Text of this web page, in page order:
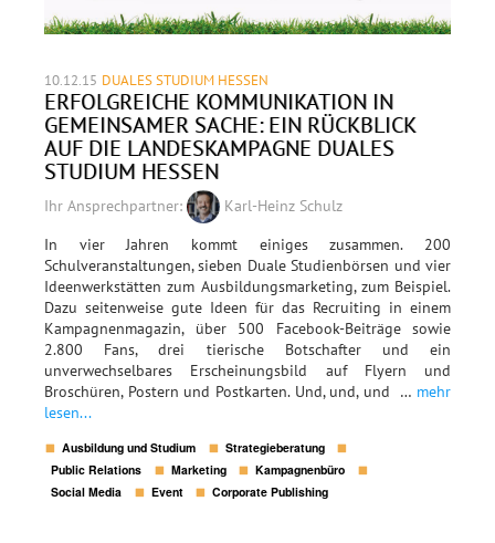
10.12.15 DUALES STUDIUM HESSEN
ERFOLGREICHE KOMMUNIKATION IN
GEMEINSAMER SACHE: EIN RÜCKBLICK
AUF DIE LANDESKAMPAGNE DUALES
STUDIUM HESSEN
Ihr Ansprechpartner:
Karl-Heinz Schulz
In vier Jahren kommt einiges zusammen. 200
Schulveranstaltungen, sieben Duale Studienbörsen und vier
Ideenwerkstätten zum Ausbildungsmarketing, zum Beispiel.
Dazu seitenweise gute Ideen für das Recruiting in einem
Kampagnenmagazin, über 500 Facebook-Beiträge sowie
2.800 Fans, drei tierische Botschafter und ein
unverwechselbares Erscheinungsbild auf Flyern und
Broschüren, Postern und Postkarten. Und, und, und … mehr
lesen...
Ausbildung und Studium
Strategieberatung
Public Relations
Marketing
Kampagnenbüro
Social Media
Event Corporate Publishing